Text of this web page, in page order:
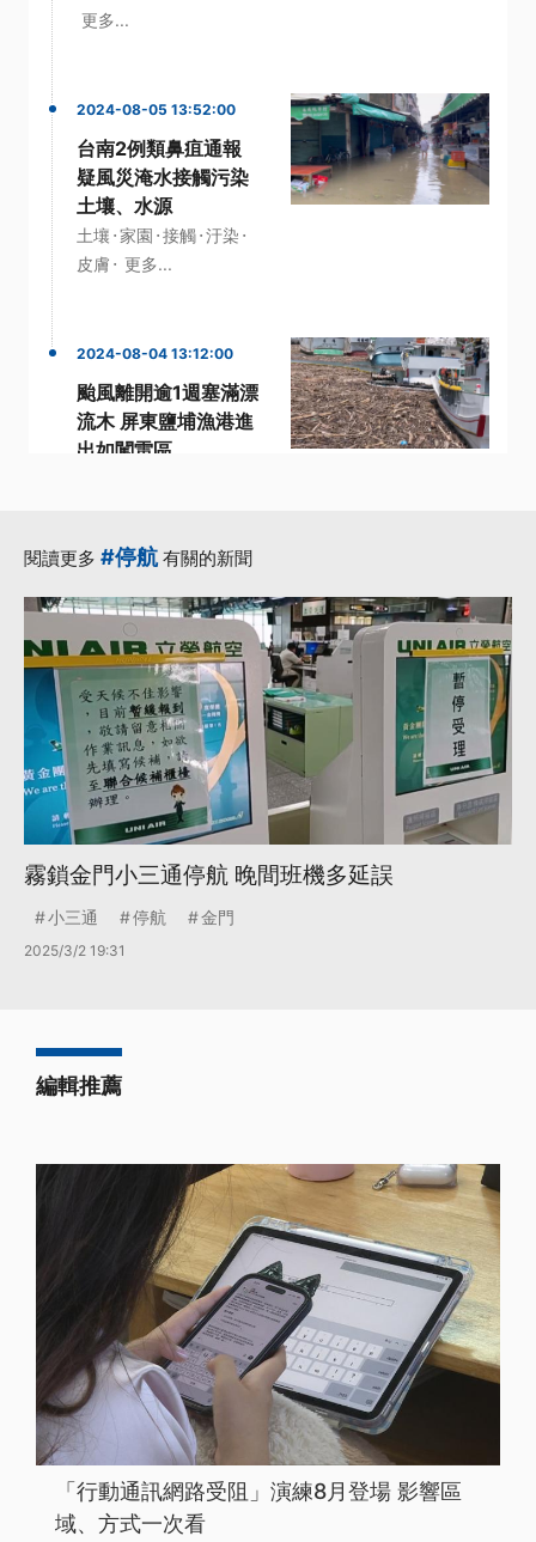
更多...
2024-08-05 13:52:00
台南2例類鼻疽通報
疑風災淹水接觸污染
土壤、水源
土壤 ·家園 ·接觸·汙染 ·
皮膚 · 更多...
2024-08-04 13:12:00
颱風離開逾1週塞滿漂
流木 屏東鹽埔漁港進
出如闖雷區
閱讀更多 #停航有關的新聞
霧鎖金門小三通停航 晚間班機多延誤
小三通 停航 金門
2025/3/2 19:31
編輯推薦
「行動通訊網路受阻」演練8月登場 影響區
域、方式一次看